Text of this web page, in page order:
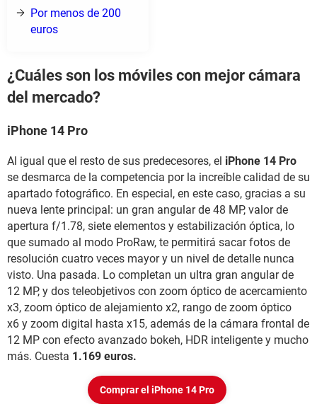
Por menos de 200
euros
¿Cuáles son los móviles con mejor cámara
del mercado?
iPhone 14 Pro
Al igual que el resto de sus predecesores, el iPhone 14 Pro
se desmarca de la competencia por la increíble calidad de su
apartado fotográfico. En especial, en este caso, gracias a su
nueva lente principal: un gran angular de 48 MP, valor de
apertura f/1.78, siete elementos y estabilización óptica, lo
que sumado al modo ProRaw, te permitirá sacar fotos de
resolución cuatro veces mayor y un nivel de detalle nunca
visto. Una pasada. Lo completan un ultra gran angular de
12 MP, y dos teleobjetivos con zoom óptico de acercamiento
x3, zoom óptico de alejamiento x2, rango de zoom óptico
x6 y zoom digital hasta x15, además de la cámara frontal de
12 MP con efecto avanzado bokeh, HDR inteligente y mucho
más. Cuesta 1.169 euros.
Comprar el iPhone 14 Pro